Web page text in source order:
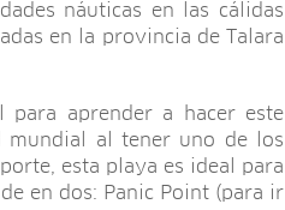
náuticas en las cálidas
en la provincia de Talara
aprender a hacer este
mundial al tener uno de los
esta playa es ideal para
en dos: Panic Point (para ir